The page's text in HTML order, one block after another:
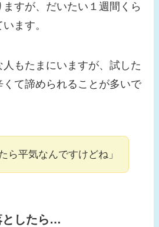
すが、だいたい１週間くら
ます。
もたまにいますが、試した
くて諦められることが多いで
ら平気なんですけどね」
したら…